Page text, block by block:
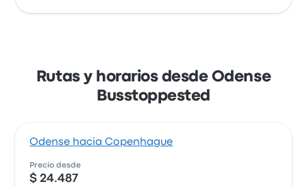
Rutas y horarios desde Odense
Busstoppested
Odense hacia Copenhague
Precio desde
$ 24.487